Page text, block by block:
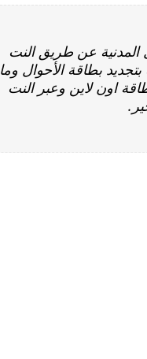
المدنية عن طريق النت
بتجديد بطاقة الأحوال وما
اون لاين وعبر النت